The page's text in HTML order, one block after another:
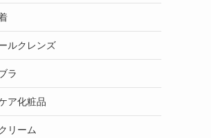
ルクレンズ
ラ
ア化粧品
リーム